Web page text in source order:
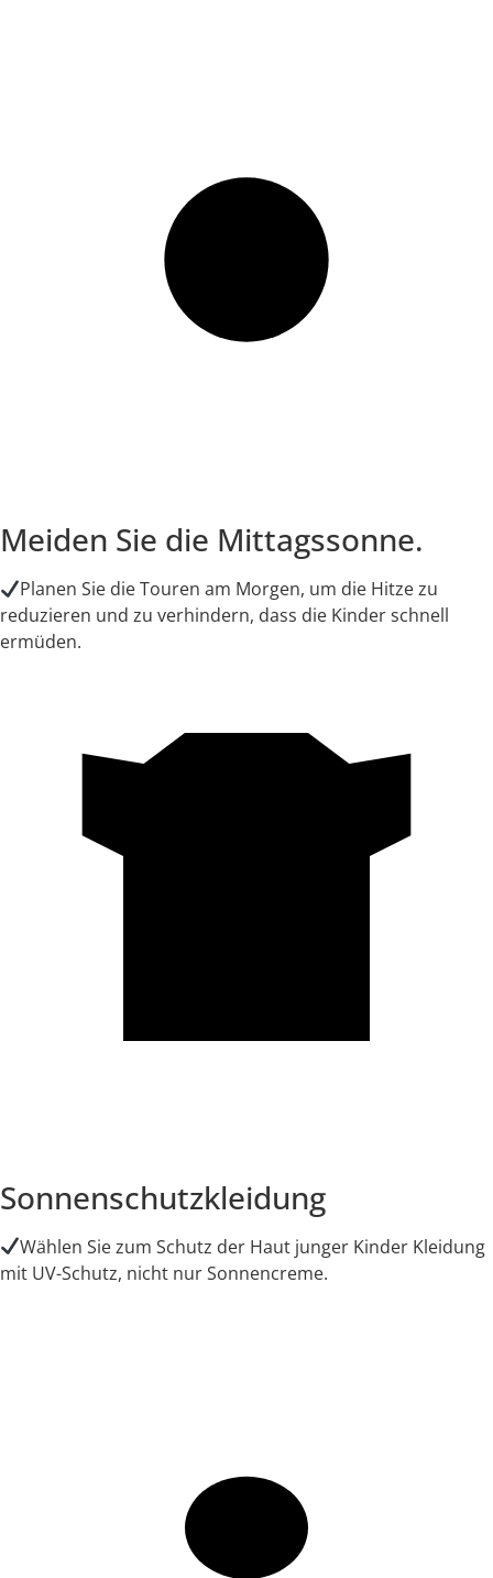
Meiden Sie die Mittagssonne.
Planen Sie die Touren am Morgen, um die Hitze zu
reduzieren und zu verhindern, dass die Kinder schnell
ermüden.
Sonnenschutzkleidung
Wählen Sie zum Schutz der Haut junger Kinder Kleidung
mit UV-Schutz, nicht nur Sonnencreme.